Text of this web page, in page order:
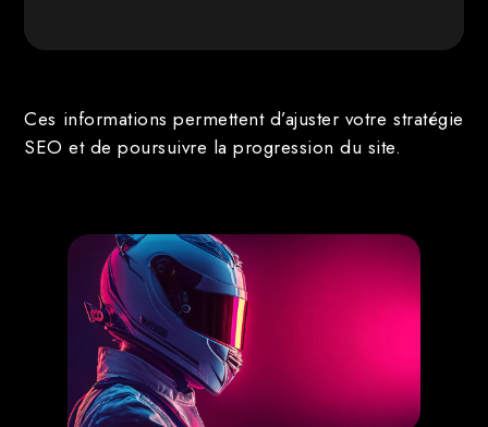
Ces informations permettent d’ajuster votre stratégie
SEO et de poursuivre la progression du site.